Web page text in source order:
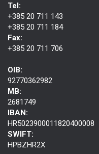
Tel:
+385 20 711 143
+385 20 711 184
Fax:
+385 20 711 706
OIB:
92770362982
MB:
2681749
IBAN:
HR5023900011820400008
SWIFT:
HPBZHR2X